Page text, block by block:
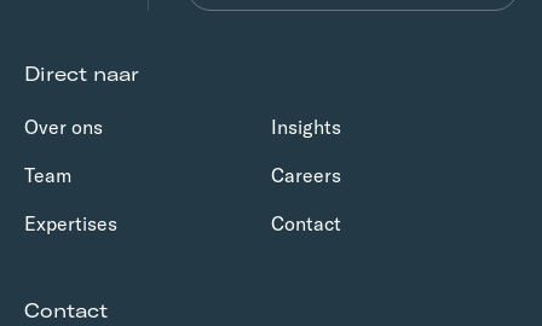
Direct naar
Over ons
Insights
Team
Careers
Expertises
Contact
Contact